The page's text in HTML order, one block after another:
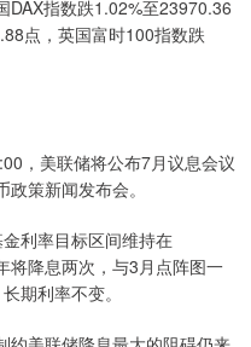
指数跌1.02%至23970.36
点，英国富时100指数跌
，美联储将公布7月议息会议
策新闻发布会。
利率目标区间维持在
将降息两次，与3月点阵图一
期利率不变。